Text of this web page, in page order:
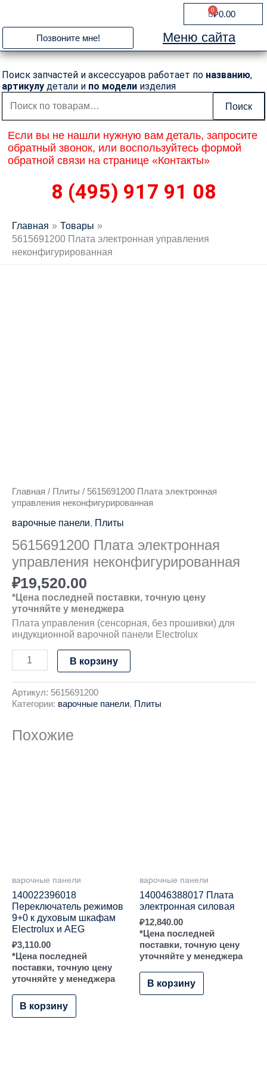
содержимому
₽0.00
0
Cart
Позвоните мне! Меню сайта
Поиск запчастей и аксессуаров работает по названию,
артикулу детали и по модели изделия
Искать:
Поиск
Если вы не нашли нужную вам деталь, запросите
обратный звонок, или воспользуйтесь формой
обратной связи на странице «Контакты»
8 (495) 917 91 08
Главная
Товары
5615691200 Плата электронная управления
неконфигурированная
Главная / Плиты / 5615691200 Плата электронная
управления неконфигурированная
варочные панели Плиты
5615691200 Плата электронная
управления неконфигурированная
₽19,520.00
*Цена последней поставки, точную цену
уточняйте у менеджера
Плата управления (сенсорная, без прошивки) для
индукционной варочной панели Electrolux
В корзину
Артикул: 5615691200
Категории: варочные панели, Плиты
Похожие
варочные панели
140022396018
Переключатель режимов
9+0 к духовым шкафам
Electrolux и AEG
₽3,110.00
*Цена последней
поставки, точную цену
уточняйте у менеджера
В корзину
варочные панели
140046388017 Плата
электронная силовая
₽12,840.00
*Цена последней
поставки, точную цену
уточняйте у менеджера
В корзину